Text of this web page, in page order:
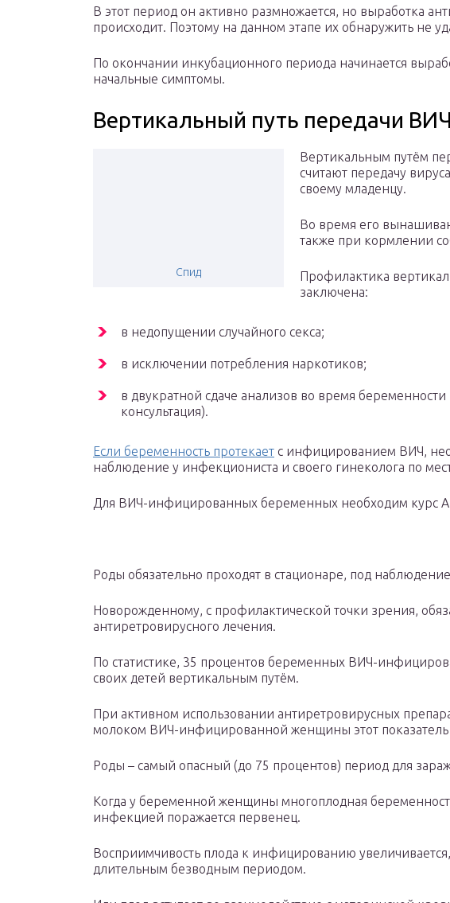
В этот период он активно размножается, но выработка
происходит. Поэтому на данном этапе их обнаружить не
По окончании инкубационного периода начинается
начальные симптомы.
Вертикальный путь передачи
Спид
Вертикальным путём
считают передачу
своему младенцу.
Во время его
также при кормлении
Профилактика
заключена:
в недопущении случайного секса;
в исключении потребления наркотиков;
в двукратной сдаче анализов во время
консультация).
Если беременность протекает с инфицированием ВИЧ,
наблюдение у инфекциониста и своего гинеколога по
Для ВИЧ-инфицированных беременных необходим курс
Роды обязательно проходят в стационаре, под
Новорожденному, с профилактической точки зрения,
антиретровирусного лечения.
По статистике, 35 процентов беременных ВИЧ-
своих детей вертикальным путём.
При активном использовании антиретровирусных
молоком ВИЧ-инфицированной женщины этот показатель
Роды – самый опасный (до 75 процентов) период для
Когда у беременной женщины многоплодная
инфекцией поражается первенец.
Восприимчивость плода к инфицированию
длительным безводным периодом.